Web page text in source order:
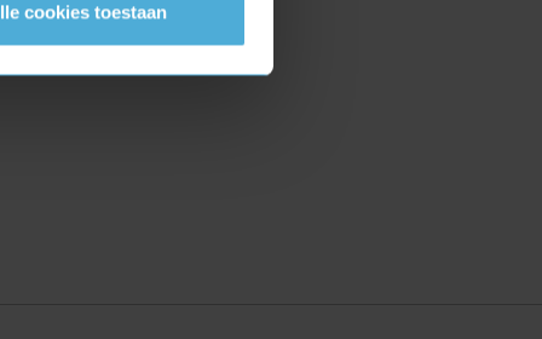
cookies toestaan